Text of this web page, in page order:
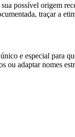
possível origem
traçar a
e especial para
ou adaptar nomes